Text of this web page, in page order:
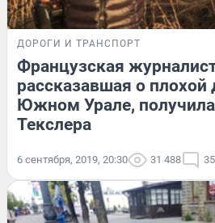
ДОРОГИ И ТРАНСПОРТ
Французская
рассказавшая о плохой
Южном Урале, получила
Текслера
6 сентября, 2019, 20:30 31 488 35